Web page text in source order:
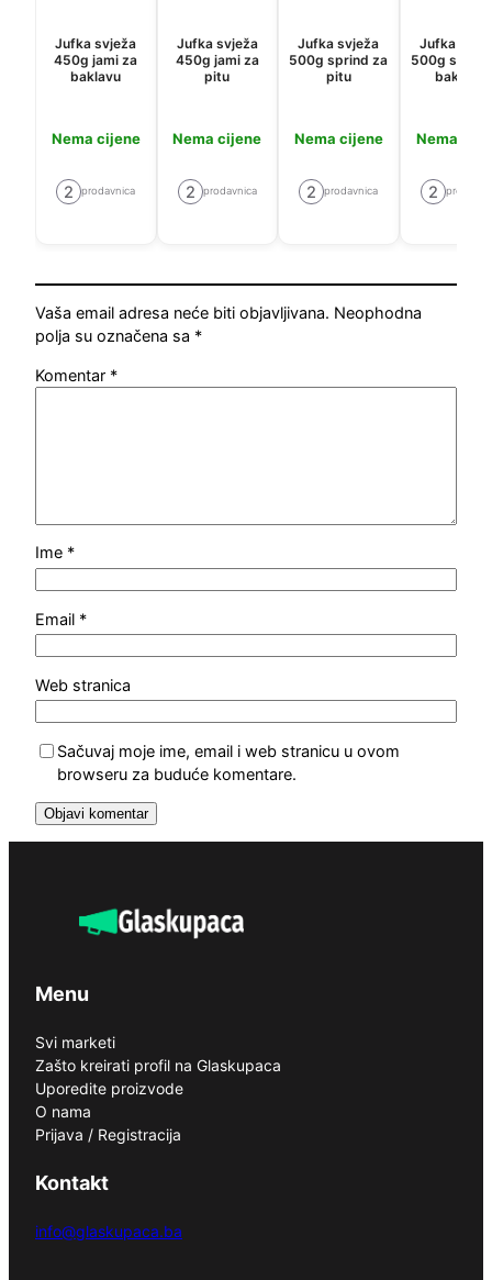
Jufka svježa
450g jami za
baklavu
Nema cijene
2 prodavnica
Jufka svježa
450g jami za
pitu
Nema cijene
2 prodavnica
Jufka svježa
500g sprind za
pitu
Nema cijene
2 prodavnica
Jufka
500g
baklavu
Nema
2
Vaša email adresa neće biti objavljivana. Neophodna
polja su označena sa *
Komentar *
Ime *
Email *
Web stranica
Sačuvaj moje ime, email i web stranicu u ovom
browseru za buduće komentare.
Menu
Svi marketi
Zašto kreirati profil na Glaskupaca
Uporedite proizvode
O nama
Prijava / Registracija
Kontakt
info@glaskupaca.ba